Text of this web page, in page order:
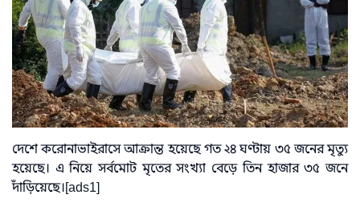
দেশে করোনাভাইরাসে আক্রান্ত হয়েছে গত ২৪ ঘণ্টায় ৩৫ জনের মৃত্যু
হয়েছে। এ নিয়ে সর্বমোট মৃতের সংখ্যা বেড়ে তিন হাজার ৩৫ জনে
দাঁড়িয়েছে।[ads1]